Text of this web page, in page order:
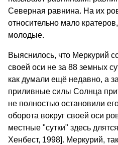
Северная равнина. На их
относительно мало
молодые.
Выяснилось, что Меркурий
своей оси не за 88 земных
как думали ещё недавно, а
приливные силы Солнца
не полностью остановили
оборота вокруг своей оси
местные "сутки" здесь
Хенбест, 1998]. Меркурий,